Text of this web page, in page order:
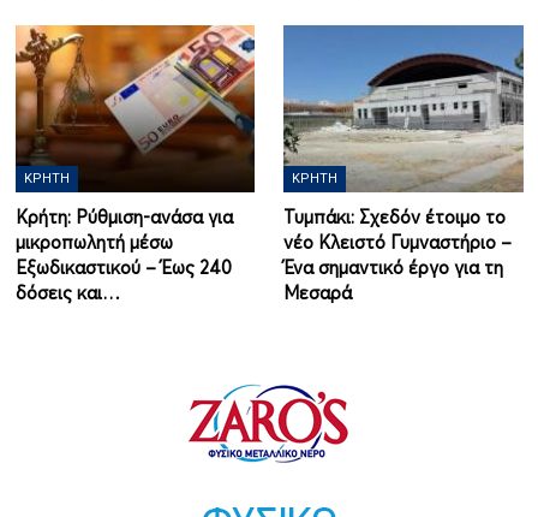
ΚΡΉΤΗ
Κρήτη: Ρύθμιση-ανάσα για
μικροπωλητή μέσω
Εξωδικαστικού – Έως 240
δόσεις και…
ΚΡΉΤΗ
Τυμπάκι: Σχεδόν έτοιμο το
νέο Κλειστό Γυμναστήριο –
Ένα σημαντικό έργο για τη
Μεσαρά